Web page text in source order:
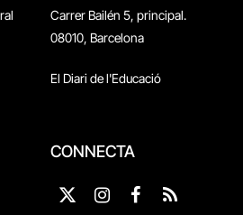
Carrer Bailén 5, principal.
08010, Barcelona
El Diari de l'Educació
CONNECTA
X
Instagram
Facebook
RSS